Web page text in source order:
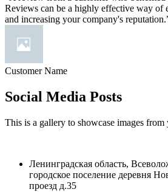
Reviews can be a highly effective way of
and increasing your company's
Customer Name
Social Media Posts
This is a gallery to showcase images from
Ленинградская область,
городское поселение деревня
проезд д.35